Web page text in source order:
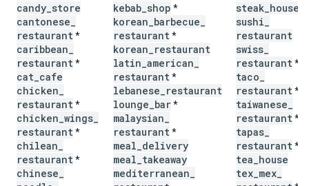
candy store
cantonese
restaurant*
caribbean
restaurant*
cat cafe
chicken
restaurant*
chicken wings
restaurant*
chilean
restaurant*
chinese
kebab shop *
korean barbecue
restaurant*
korean restaurant
latin american
restaurant*
lebanese restaurant
lounge bar*
malaysian
restaurant*
meal delivery
meal takeaway
mediterranean
steak house
sushi
restaurant
swiss
restaurant*
taco
restaurant*
taiwanese
restaurant*
tapas
restaurant*
tea house
tex mex